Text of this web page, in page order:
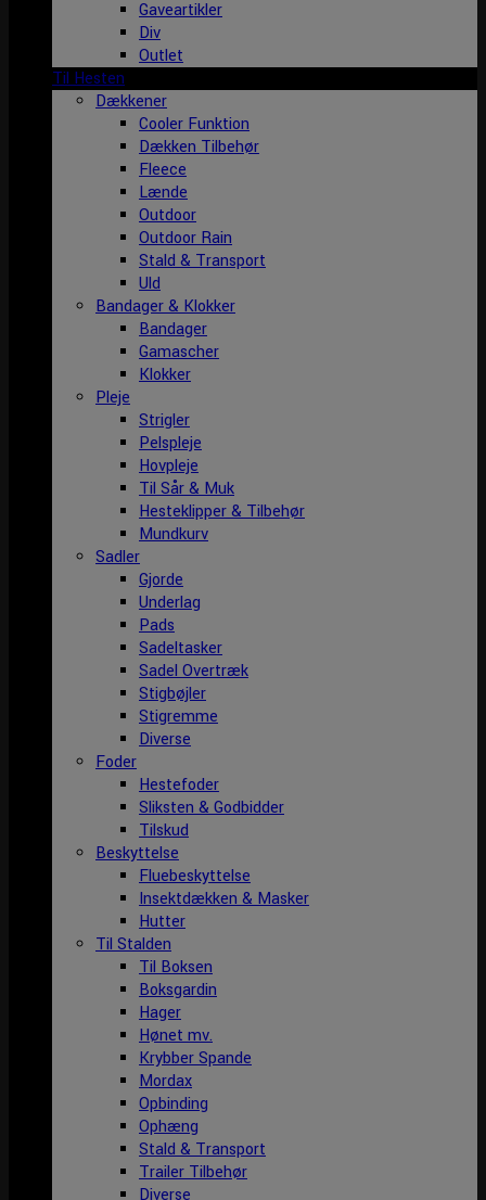
Gaveartikler
Div
Outlet
Til Hesten
Dækkener
Cooler Funktion
Dækken Tilbehør
Fleece
Lænde
Outdoor
Outdoor Rain
Stald & Transport
Uld
Bandager & Klokker
Bandager
Gamascher
Klokker
Pleje
Strigler
Pelspleje
Hovpleje
Til Sår & Muk
Hesteklipper & Tilbehør
Mundkurv
Sadler
Gjorde
Underlag
Pads
Sadeltasker
Sadel Overtræk
Stigbøjler
Stigremme
Diverse
Foder
Hestefoder
Sliksten & Godbidder
Tilskud
Beskyttelse
Fluebeskyttelse
Insektdækken & Masker
Hutter
Til Stalden
Til Boksen
Boksgardin
Hager
Hønet mv.
Krybber Spande
Mordax
Opbinding
Ophæng
Stald & Transport
Trailer Tilbehør
Diverse